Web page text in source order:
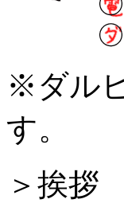
※ダル
す。
＞挨拶